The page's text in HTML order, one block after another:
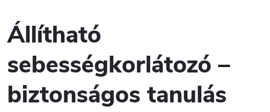
Állítható
sebességkorlátozó –
biztonságos tanulás